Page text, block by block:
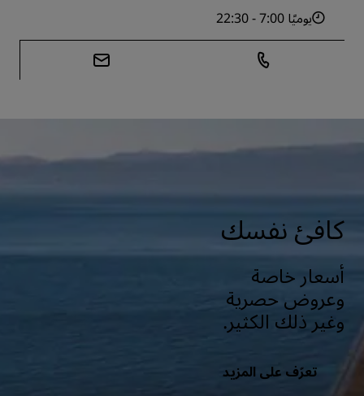
يوميًا 7:00 - 22:30
كافئ نفسك
أسعار خاصة
وعروض حصرية
وغير ذلك الكثير.
تعرّف على المزيد